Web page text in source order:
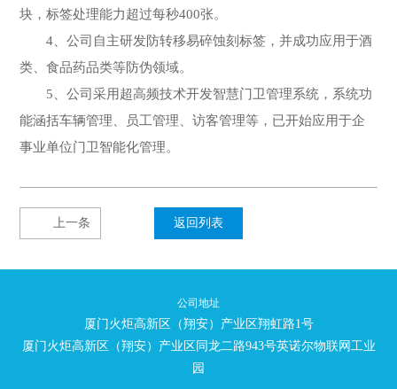
块，标签处理能力超过每秒400张。
4、公司自主研发防转移易碎蚀刻标签，并成功应用于酒
类、食品药品类等防伪领域。
5、公司采用超高频技术开发智慧门卫管理系统，系统功
能涵括车辆管理、员工管理、访客管理等，已开始应用于企
事业单位门卫智能化管理。
上一条 返回列表
公司地址
厦门火炬高新区（翔安）产业区翔虹路1号
厦门火炬高新区（翔安）产业区同龙二路943号英诺尔物联网工业
园